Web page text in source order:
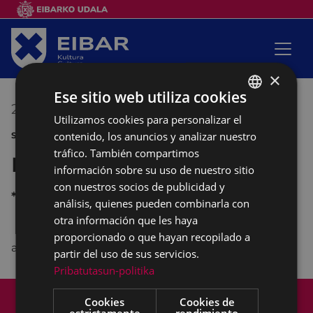
23/06/2016
SANJUANAK 2016
Puesta del pañuelo al Santo
*
a las 10:30 horas, en el Hospital.
Mapa del Sitio
Aviso legal
Política de cookies
Contacto
BASQUE
SPANISH
×
Ese sitio web utiliza cookies
Utilizamos cookies para personalizar el
contenido, los anuncios y analizar nuestro
tráfico. También compartimos
información sobre su uso de nuestro sitio
con nuestros socios de publicidad y
análisis, quienes pueden combinarla con
otra información que les haya
proporcionado o que hayan recopilado a
partir del uso de sus servicios.
Pribatutasun-politika
Cookies
Cookies de